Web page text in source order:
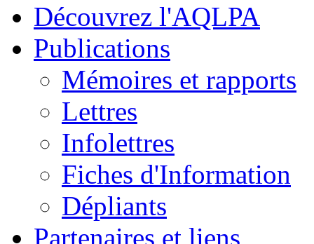
Découvrez l'AQLPA
Publications
Mémoires et rapports
Lettres
Infolettres
Fiches d'Information
Dépliants
Partenaires et liens